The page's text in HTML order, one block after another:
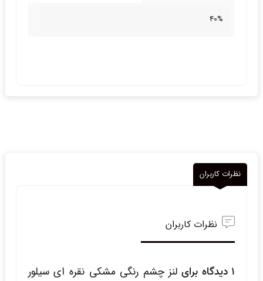
40%
نظرات کاربران
نظرات کاربران
1 دیدگاه برای
لنز چشم رنگی مشکی نقره ای سیلور